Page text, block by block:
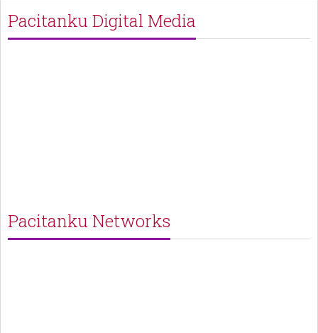
Pacitanku Digital Media
Pacitanku Networks